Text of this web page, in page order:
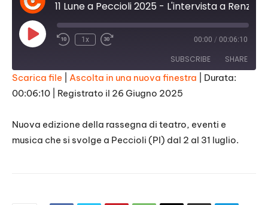
Play
Episode
1x 00:00 / 00:06:10
SUBSCRIBE SHARE
SHARE
EMBED
Scarica file Ascolta in una nuova finestra
Durata:
00:06:10
Registrato il 26 Giugno 2025
Nuova edizione della rassegna di teatro, eventi e
musica che si svolge a Peccioli (PI) dal 2 al 31 luglio.